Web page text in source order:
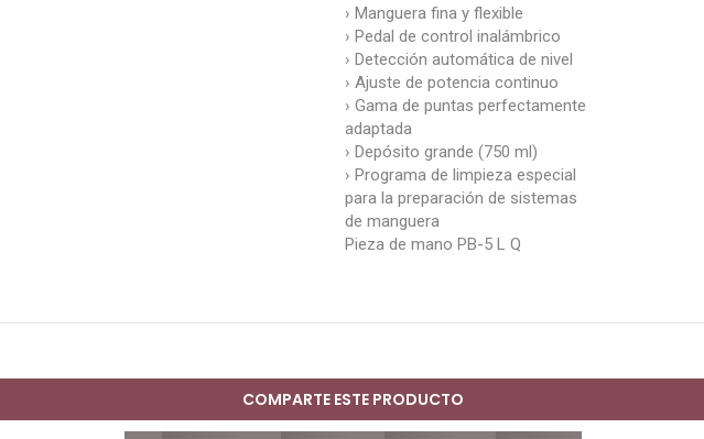
› Manguera fina y flexible
› Pedal de control inalámbrico
› Detección automática de nivel
› Ajuste de potencia continuo
› Gama de puntas perfectamente
adaptada
› Depósito grande (750 ml)
› Programa de limpieza especial
para la preparación de sistemas
de manguera
Pieza de mano PB-5 L Q
COMPARTE ESTE PRODUCTO